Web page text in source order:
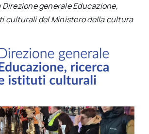
generale Educazione,
culturali del Ministero della cultura